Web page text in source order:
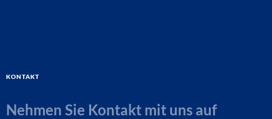
Kontakt
Nehmen Sie Kontakt mit uns auf